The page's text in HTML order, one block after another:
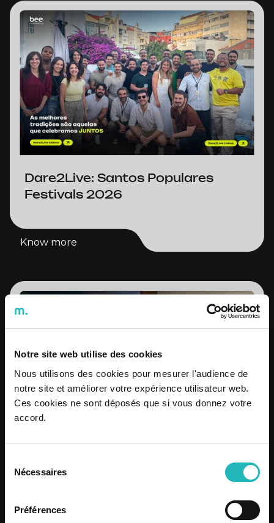
Notre site web utilise des cookies
Nous utilisons des cookies pour mesurer l'audience de
notre site et améliorer votre expérience utilisateur web.
Ces cookies ne sont déposés que si vous donnez votre
accord.
Nécessaires
Préférences
Dare2Live: Santos Populares
Festivals 2026
Know more